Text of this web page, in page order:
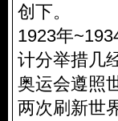
创下。
1923年
计分举措几
奥运会遵照
两次刷新世